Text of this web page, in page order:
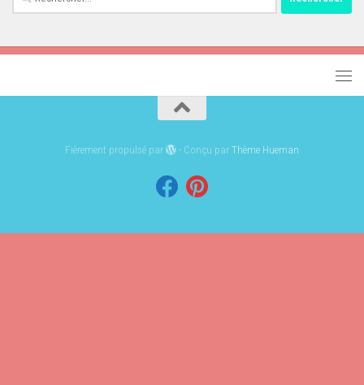
Fièrement propulsé par - Conçu parThème Hueman